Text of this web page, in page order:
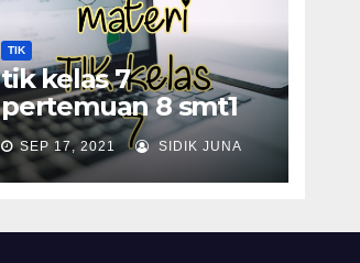
TIK
tik kelas 7
pertemuan 8 smt1
SEP 17, 2021 SIDIK JUNA